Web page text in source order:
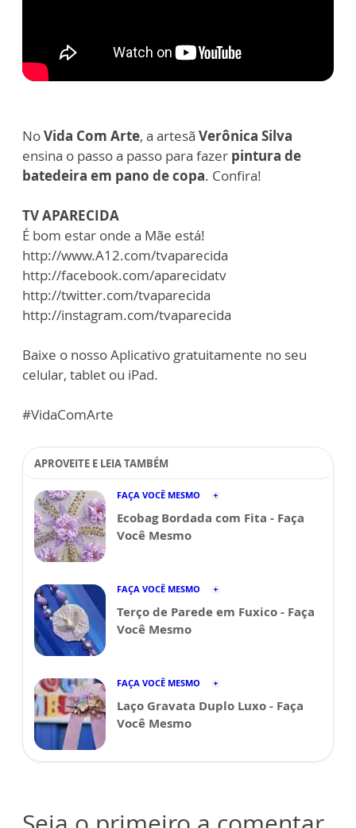
NoVida Com Arte, a artesã Verônica Silva
ensina o passo a passo para fazer pintura de
batedeira em pano de copa. Confira!
TV APARECIDA
É bom estar onde a Mãe está!
http://www.A12.com/tvaparecida
http://facebook.com/aparecidatv
http://twitter.com/tvaparecida
http://instagram.com/tvaparecida
Baixe o nosso Aplicativo gratuitamente no seu
celular, tablet ou iPad.
#VidaComArte
APROVEITE E LEIA TAMBÉM
FAÇA VOCÊ MESMO
Ecobag Bordada com Fita - Faça
Você Mesmo
FAÇA VOCÊ MESMO
Terço de Parede em Fuxico - Faça
Você Mesmo
FAÇA VOCÊ MESMO
Laço Gravata Duplo Luxo - Faça
Você Mesmo